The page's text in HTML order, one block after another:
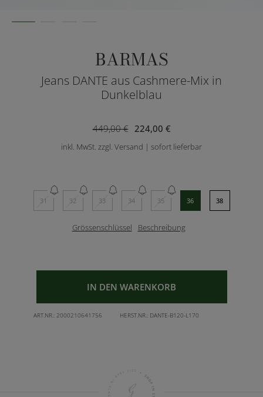
BARMAS
Jeans DANTE aus Cashmere-Mix in
Dunkelblau
224,00 €
449,00 €
inkl. MwSt. zzgl. Versand | sofort lieferbar
31 32 33 34 35 36 38
Grössenschlüssel Beschreibung
IN DEN WARENKORB
ART.NR.: 2000210641756 HERST.NR.: DANTE-B120-L170